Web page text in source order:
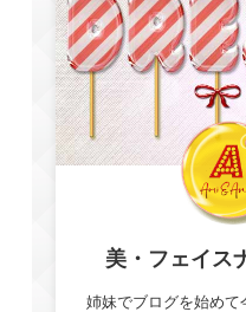
美・フェイス
姉妹でブログを始めて